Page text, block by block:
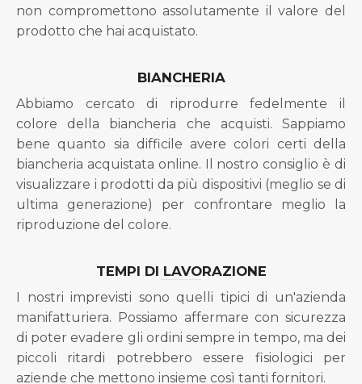
non compromettono assolutamente il valore del
prodotto che hai acquistato.
BIANCHERIA
Abbiamo cercato di riprodurre fedelmente il
colore della biancheria che acquisti. Sappiamo
bene quanto sia difficile avere colori certi della
biancheria acquistata online. Il nostro consiglio è di
visualizzare i prodotti da più dispositivi (meglio se di
ultima generazione) per confrontare meglio la
riproduzione del colore.
TEMPI DI LAVORAZIONE
I nostri imprevisti sono quelli tipici di un'azienda
manifatturiera. Possiamo affermare con sicurezza
di poter evadere gli ordini sempre in tempo, ma dei
piccoli ritardi potrebbero essere fisiologici per
aziende che mettono insieme così tanti fornitori.